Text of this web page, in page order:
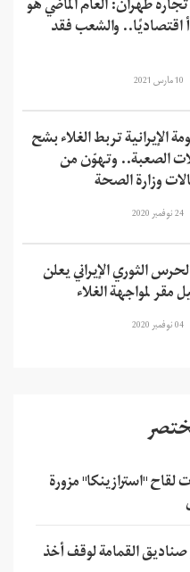
طهران: العام الماضي هو
اقتصاديًا.. والشعب فقد
10 مارس 2021
الإيرانية تربط الغلاء بشح
الصعبة.. وتهوّن من
وزارة الصحة
24 نوفمبر 2020
الثوري الإيراني يعلن
لمواجهة الغلاء
04 نوفمبر 2020
"استرازينكا" مزورة
القمامة لوقف أخذ